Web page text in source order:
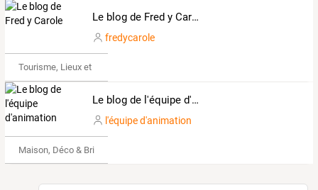
Le blog de Fred y Carole
fredycarole
Tourisme, Lieux et Événements
Le blog de l'équipe d'animation
l'équipe d'animation
Maison, Déco & Bricolage